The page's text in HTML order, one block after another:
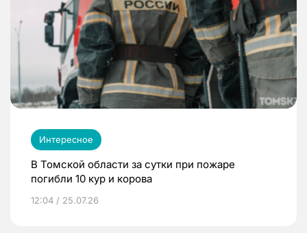
Интересное
В Томской области за сутки при пожаре
погибли 10 кур и корова
12:04 / 25.07.26